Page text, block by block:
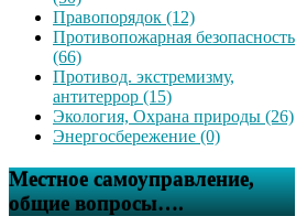
Правопорядок (12)
Противопожарная безопасность
(66)
Противод. экстремизму,
антитеррор (15)
Экология, Охрана природы (26)
Энергосбережение (0)
Местное самоуправление,
общие вопросы….